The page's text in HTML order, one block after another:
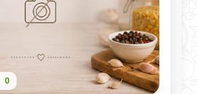
0